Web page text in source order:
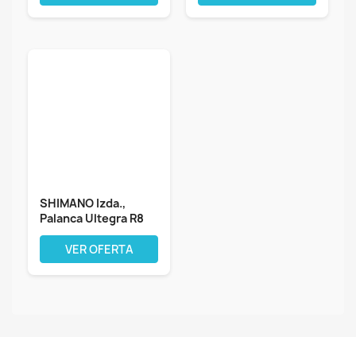
SHIMANO Izda.,
Palanca Ultegra R8
2v Mecananico...
VER OFERTA